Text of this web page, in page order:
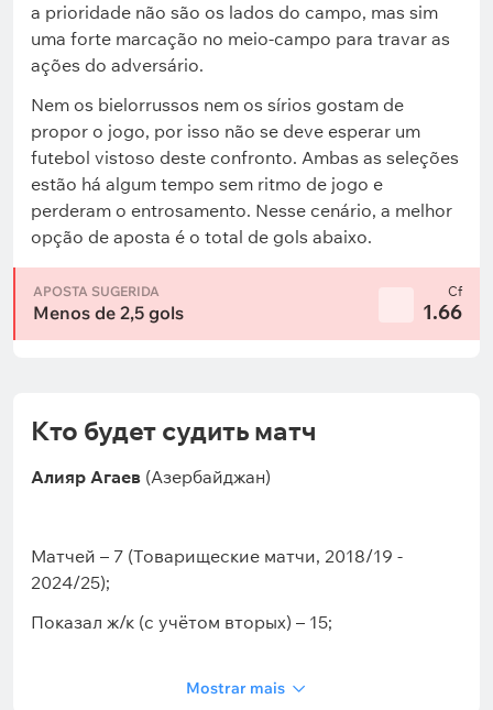
a prioridade não são os lados do campo, mas sim
uma forte marcação no meio-campo para travar as
ações do adversário.
Nem os bielorrussos nem os sírios gostam de
propor o jogo, por isso não se deve esperar um
futebol vistoso deste confronto. Ambas as seleções
estão há algum tempo sem ritmo de jogo e
perderam o entrosamento. Nesse cenário, a melhor
opção de aposta é o total de gols abaixo.
APOSTA SUGERIDA
Menos de 2,5 gols
Cf
1.66
Кто будет судить матч
Алияр Агаев (Азербайджан)
Матчей – 7 (Товарищеские матчи, 2018/19 -
2024/25);
Показал ж/к (с учётом вторых) – 15;
Mostrar mais